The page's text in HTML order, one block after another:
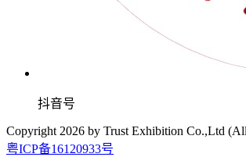
抖音号
Copyright 2026 by Trust Exhibition Co.,Ltd
粤ICP备16120933号